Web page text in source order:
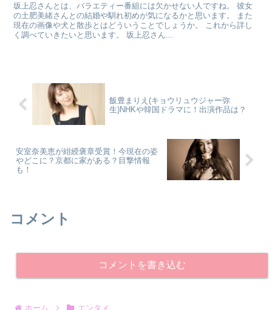
坂上忍さんとは、バラエティー番組には欠かせない人ですね。 彼女
の土肥美緒さんとの結婚や馴れ初めが気になるかと思います。 また
現在の画像や犬と散歩とはどういうことでしょうか。 これから詳し
く調べていきたいと思います。 坂上忍さん...
飯豊まりえ(キョウリュウジャー弥
生)NHKや韓国ドラマに！出演作品は？
安室奈美恵が紺綬褒章受賞！今現在の姿
やどこに？京都に家がある？目撃情報
も！
コメント
コメントを書き込む
ホーム エンタメ